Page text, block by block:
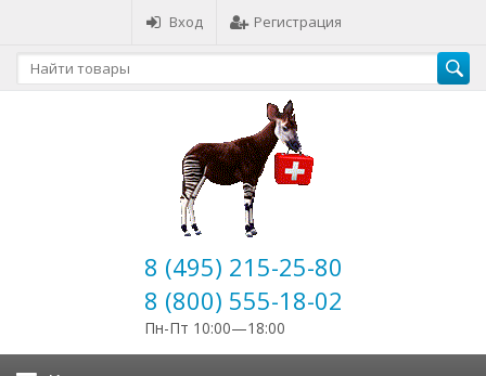
Вход Регистрация
8 (495) 215-25-80
8 (800) 555-18-02
Пн-Пт 10:00—18:00